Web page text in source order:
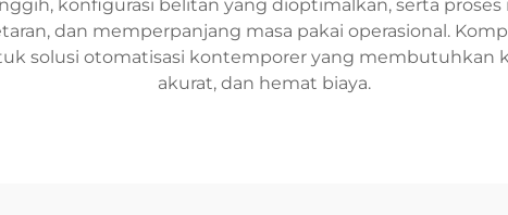
konfigurasi belitan yang dioptimalkan, serta
dan memperpanjang masa pakai operasional.
solusi otomatisasi kontemporer yang membutuhkan
akurat, dan hemat biaya.